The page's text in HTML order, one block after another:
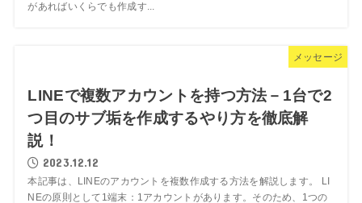
があればいくらでも作成す...
メッセージ
LINEで複数アカウントを持つ方法－1台で2
つ目のサブ垢を作成するやり方を徹底解
説！
2023.12.12
本記事は、LINEのアカウントを複数作成する方法を解説します。 LI
NEの原則として1端末：1アカウントがあります。そのため、1つの